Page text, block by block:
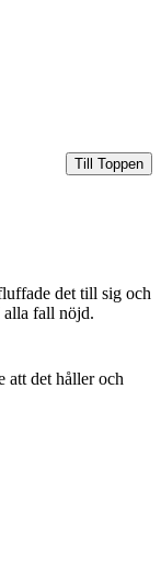
Till Toppen
det till sig och
alla fall nöjd.
att det håller och